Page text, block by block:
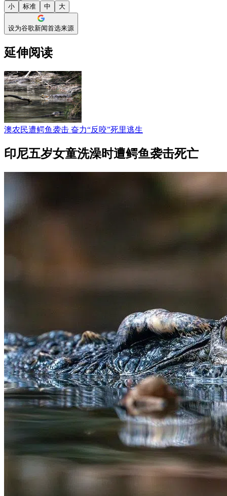
小 标准 中 大
设为谷歌新闻首选来源
延伸阅读
澳农民遭鳄鱼袭击 奋力“反咬”死里逃生
印尼五岁女童洗澡时遭鳄鱼袭击死亡